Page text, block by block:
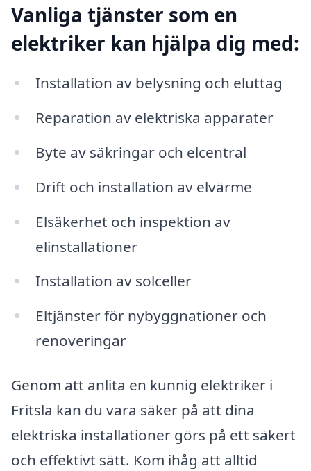
Vanliga tjänster som en
elektriker kan hjälpa dig med:
Installation av belysning och eluttag
Reparation av elektriska apparater
Byte av säkringar och elcentral
Drift och installation av elvärme
Elsäkerhet och inspektion av
elinstallationer
Installation av solceller
Eltjänster för nybyggnationer och
renoveringar
Genom att anlita en kunnig elektriker i
Fritsla kan du vara säker på att dina
elektriska installationer görs på ett säkert
och effektivt sätt. Kom ihåg att alltid